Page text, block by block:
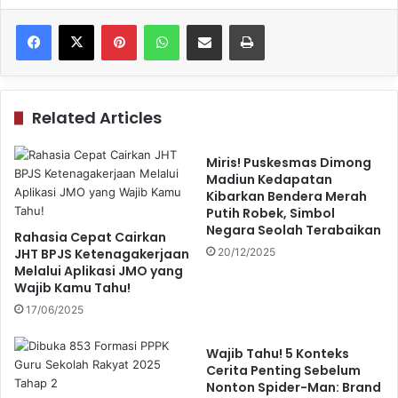
PinterestWhatsAppShare via Email Print
Related Articles
Rahasia Cepat Cairkan
JHT BPJS Ketenagakerjaan
Melalui Aplikasi JMO yang
Wajib Kamu Tahu!
17/06/2025
Miris! Puskesmas Dimong
Madiun Kedapatan
Kibarkan Bendera Merah
Putih Robek, Simbol
Negara Seolah Terabaikan
20/12/2025
Wajib Tahu! 5 Konteks
Cerita Penting Sebelum
Nonton Spider-Man: Brand